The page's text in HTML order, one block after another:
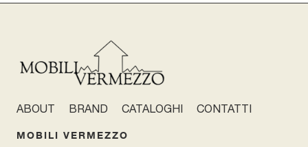
ABOUT BRAND CATALOGHI CONTATTI
MOBILI VERMEZZO